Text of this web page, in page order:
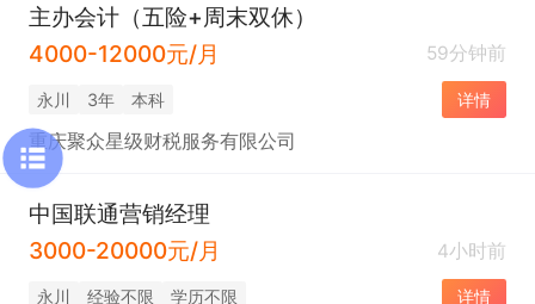
主办会计（五险+周末双休）
4000-12000元/月
59分钟前
永川 3年 本科 详情
重庆聚众星级财税服务有限公司
中国联通营销经理
3000-20000元/月
4小时前
永川 经验不限 学历不限 详情